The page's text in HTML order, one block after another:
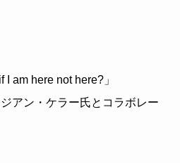
I am here not here?」
アン・ケラー氏とコラボレー